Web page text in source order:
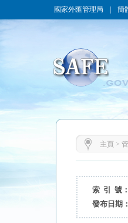
國家外匯管理局 簡
主頁 >
索 引 號：
發布日期：